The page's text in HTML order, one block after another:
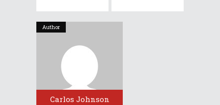
Author
Carlos Johnson